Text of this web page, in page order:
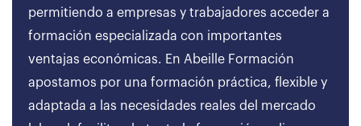
permitiendo a empresas y trabajadores acceder a
formación especializada con importantes
ventajas económicas. En Abeille Formación
apostamos por una formación práctica, flexible y
adaptada a las necesidades reales del mercado